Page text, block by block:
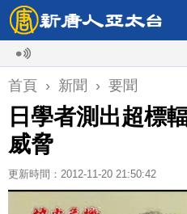
首頁 › 新聞 › 要聞
日學者測出超標
威脅
更新時間：2012-11-20 21:50:42